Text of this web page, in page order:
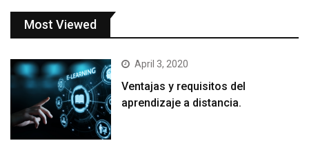
Most Viewed
April 3, 2020
Ventajas y requisitos del
aprendizaje a distancia.